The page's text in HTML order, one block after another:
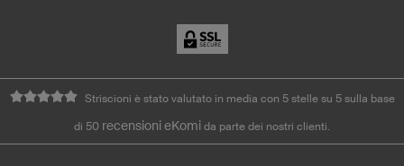
Striscioni è stato valutato in media con 5 stelle su 5 sulla base
di 50 recensioni eKomi da parte dei nostri clienti.